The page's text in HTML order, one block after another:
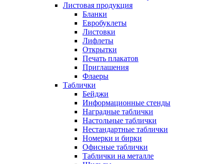
Листовая продукция
Бланки
Евробуклеты
Листовки
Лифлеты
Открытки
Печать плакатов
Приглашения
Флаеры
Таблички
Бейджи
Информационные стенды
Наградные таблички
Настольные таблички
Нестандартные таблички
Номерки и бирки
Офисные таблички
Таблички на металле